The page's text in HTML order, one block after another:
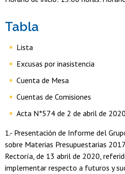
Tabla
Lista
Excusas por inasistencia
Cuenta de Mesa
Cuentas de Comisiones
Acta N°574 de 2 de abril de
1.- Presentación de Informe del
sobre Materias Presupuestarias
Rectoría, de 13 abril de 2020,
implementar respecto a futuros y